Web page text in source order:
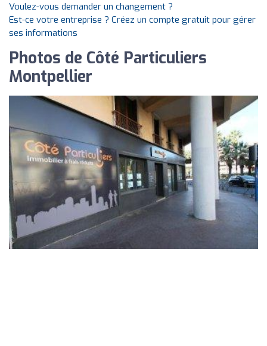
Voulez-vous demander un changement ?
Est-ce votre entreprise ? Créez un compte gratuit pour gérer
ses informations
Photos de Côté Particuliers
Montpellier